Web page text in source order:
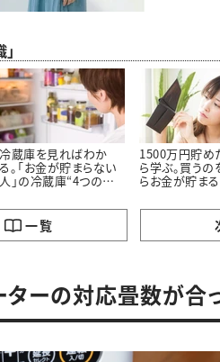
冷蔵庫を見ればわか
る。「お金が貯まらない
人」の冷蔵庫“4つの特
1500万円貯め
ら学ぶ。買うの
らお金が貯ま
一覧
ターの対応畳数が合